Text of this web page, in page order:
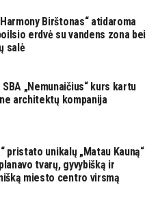
Birštonas“ atidaroma
erdvė su vandens zona bei
salė
„Nemunaičius“ kurs kartu
architektų kompanija
pristato unikalų „Matau Kauną“
tvarų, gyvybišką ir
miesto centro virsmą